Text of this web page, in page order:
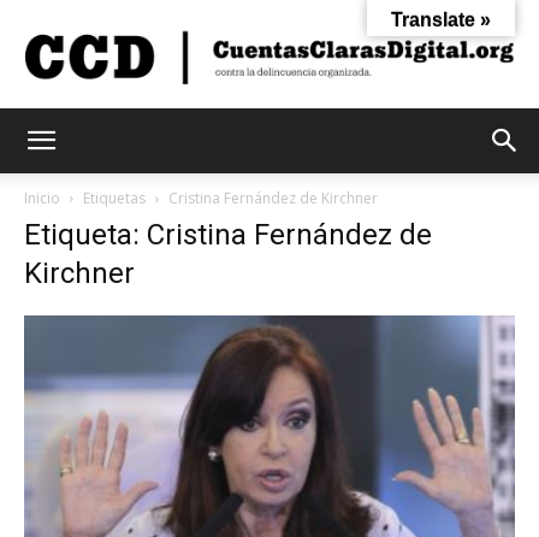
Digital
Inicio Etiquetas Cristina Fernández de Kirchner
Etiqueta: Cristina Fernández de
Kirchner
Translate »